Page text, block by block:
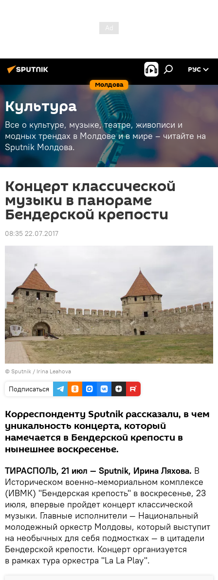
Молдова
РУС
Культура
Все о культуре, музыке, театре, живописи и
модных трендах в Молдове и в мире – читайте на
Sputnik Молдова.
Концерт классической
музыки в панораме
Бендерской крепости
08:35 22.07.2017
© Sputnik / Irina Leahova
Подписаться
Корреспонденту Sputnik рассказали, в чем
уникальность концерта, который
намечается в Бендерской крепости в
нынешнее воскресенье.
ТИРАСПОЛЬ, 21 июл — Sputnik, Ирина Ляхова. В
Историческом военно-мемориальном комплексе
(ИВМК) "Бендерская крепость" в воскресенье, 23
июля, впервые пройдет концерт классической
музыки. Главные исполнители — Национальный
молодежный оркестр Молдовы, который выступит
на необычных для себя подмостках — в цитадели
Бендерской крепости. Концерт организуется
в рамках тура оркестра "La La Play".